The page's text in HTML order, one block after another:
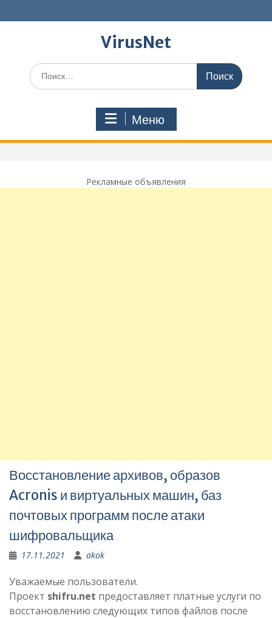
к
VirusNet
Поиск
по:
Меню
Рекламные объявления
Восстановление архивов, образов
Acronis и виртуальных машин, баз
почтовых программ после атаки
шифровальщика
17.11.2021 akok
Уважаемые пользователи.
Проект shifru.net предоставляет платные услуги по
восстановлению следующих типов файлов после